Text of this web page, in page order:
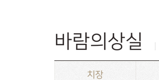
바람의상실
치장